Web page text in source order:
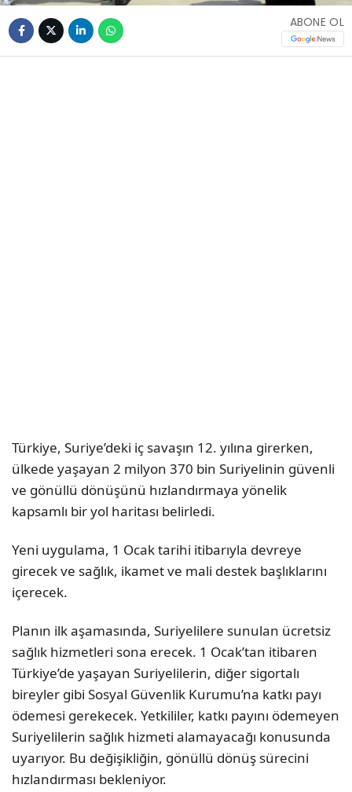
ABONE OL
Türkiye, Suriye’deki iç savaşın 12. yılına girerken,
ülkede yaşayan 2 milyon 370 bin Suriyelinin güvenli
ve gönüllü dönüşünü hızlandırmaya yönelik
kapsamlı bir yol haritası belirledi.
Yeni uygulama, 1 Ocak tarihi itibarıyla devreye
girecek ve sağlık, ikamet ve mali destek başlıklarını
içerecek.
Planın ilk aşamasında, Suriyelilere sunulan ücretsiz
sağlık hizmetleri sona erecek. 1 Ocak’tan itibaren
Türkiye’de yaşayan Suriyelilerin, diğer sigortalı
bireyler gibi Sosyal Güvenlik Kurumu’na katkı payı
ödemesi gerekecek. Yetkililer, katkı payını ödemeyen
Suriyelilerin sağlık hizmeti alamayacağı konusunda
uyarıyor. Bu değişikliğin, gönüllü dönüş sürecini
hızlandırması bekleniyor.